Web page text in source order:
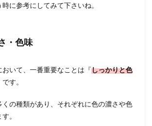
に参考にしてみて下さいね。
・色味
おいて、一番重要なことは『しっかりと色
です。
くの種類があり、それぞれに色の濃さや色
。